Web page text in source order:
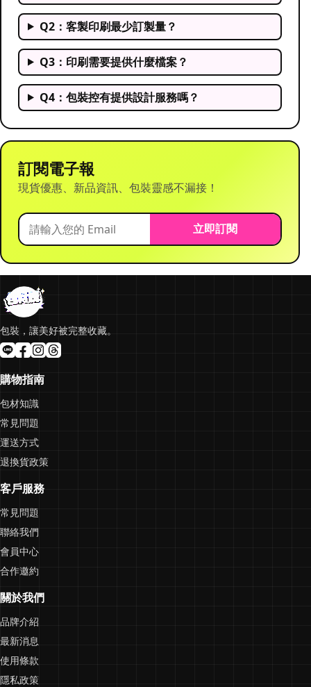
Q2：客製印刷最少訂製量？
Q3：印刷需要提供什麼檔案？
Q4：包裝控有提供設計服務嗎？
訂閱電子報
現貨優惠、新品資訊、包裝靈感不漏接！
立即訂閱
包裝，讓美好被完整收藏。
購物指南
包材知識
常見問題
運送方式
退換貨政策
客戶服務
常見問題
聯絡我們
會員中心
合作邀約
關於我們
品牌介紹
最新消息
使用條款
隱私政策